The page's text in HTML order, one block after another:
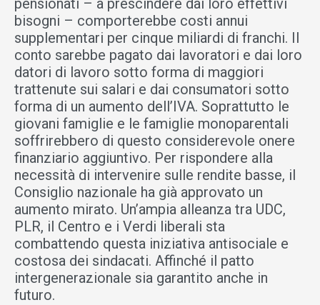
pensionati – a prescindere dai loro effettivi
bisogni – comporterebbe costi annui
supplementari per cinque miliardi di franchi. Il
conto sarebbe pagato dai lavoratori e dai loro
datori di lavoro sotto forma di maggiori
trattenute sui salari e dai consumatori sotto
forma di un aumento dell’IVA. Soprattutto le
giovani famiglie e le famiglie monoparentali
soffrirebbero di questo considerevole onere
finanziario aggiuntivo. Per rispondere alla
necessità di intervenire sulle rendite basse, il
Consiglio nazionale ha già approvato un
aumento mirato. Un’ampia alleanza tra UDC,
PLR, il Centro e i Verdi liberali sta
combattendo questa iniziativa antisociale e
costosa dei sindacati. Affinché il patto
intergenerazionale sia garantito anche in
futuro.